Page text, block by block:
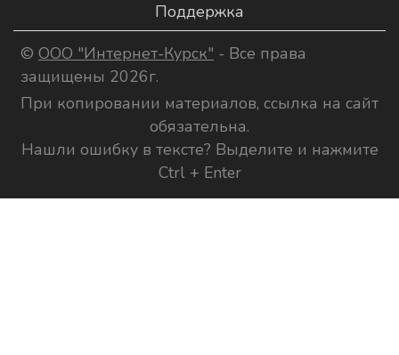
Поддержка
© ООО "Интернет-Курск" - Все права
защищены 2026г.
При копировании материалов, ссылка на сайт
обязательна.
Нашли ошибку в тексте? Выделите и нажмите
Ctrl + Enter